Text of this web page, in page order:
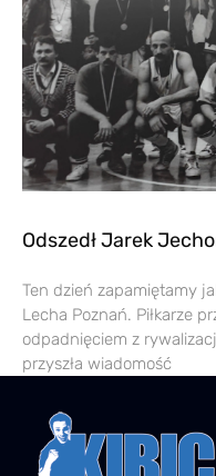
Odszedł Jarek
Ten dzień zapamiętamy
Lecha Poznań. Piłkarze
odpadnięciem z
przyszła wiadomość